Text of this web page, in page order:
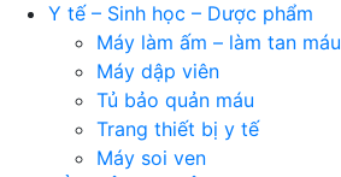
Y tế – Sinh học – Dược phẩm
Máy làm ấm – làm tan máu
Máy dập viên
Tủ bảo quản máu
Trang thiết bị y tế
Máy soi ven